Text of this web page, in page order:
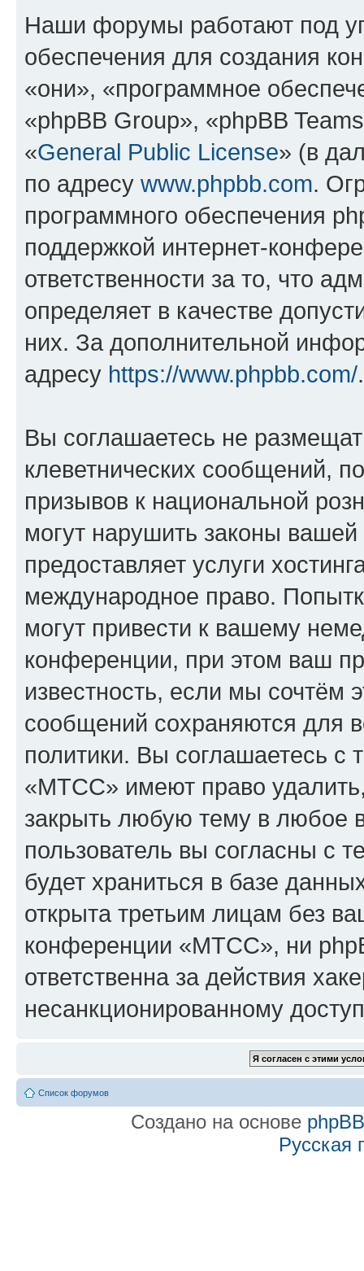
Наши форумы работают под
обеспечения для создания
«они», «программное
«phpBB Group», «phpBB
«General Public License» (в
по адресу www.phpbb.com.
программного обеспечения
поддержкой интернет-
ответственности за то, что
определяет в качестве
них. За дополнительной
адресу https://www.phpbb.com/.
Вы соглашаетесь не
клеветнических сообщений,
призывов к национальной
могут нарушить законы
предоставляет услуги
международное право.
могут привести к вашему
конференции, при этом ваш
известность, если мы сочтём
сообщений сохраняются для
политики. Вы соглашаетесь
«МТСС» имеют право удалить,
закрыть любую тему в любое
пользователь вы согласны с
будет храниться в базе
открыта третьим лицам без
конференции «МТСС», ни
ответственна за действия
несанкционированному
Список форумов
Создано на основе phpBB
Русская